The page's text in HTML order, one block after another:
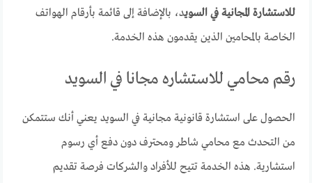
للاستشارة المجانية في السويد، بالإضافة إلى قائمة بأرقام الهواتف
الخاصة بالمحامين الذين يقدمون هذه الخدمة.
رقم محامي للاستشاره مجانا في السويد
الحصول على استشارة قانونية مجانية في السويد يعني أنك ستتمكن
من التحدث مع محامي شاطر ومحترف دون دفع أي رسوم
استشارية. هذه الخدمة تتيح للأفراد والشركات فرصة تقديم